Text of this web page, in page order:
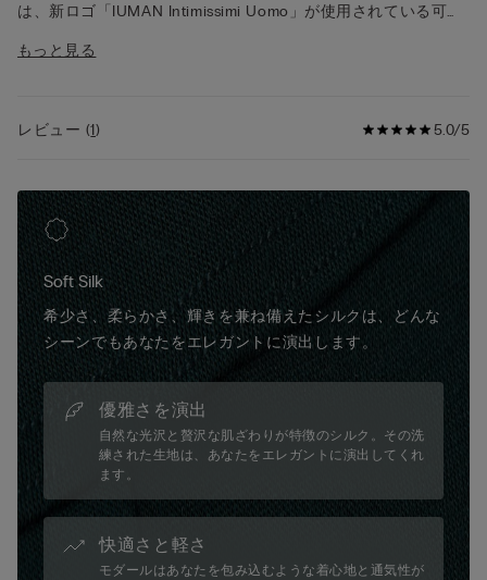
は、新ロゴ「IUMAN Intimissimi Uomo」が使用されている可能
介されているものと同一です。
もっと見る
5.0/5
レビュー (1)
Soft Silk
希少さ、柔らかさ、輝きを兼ね備えたシルクは、どんな
シーンでもあなたをエレガントに演出します。
優雅さを演出
自然な光沢と贅沢な肌ざわりが特徴のシルク。その洗
練された生地は、あなたをエレガントに演出してくれ
ます。
快適さと軽さ
モダールはあなたを包み込むような着心地と通気性が